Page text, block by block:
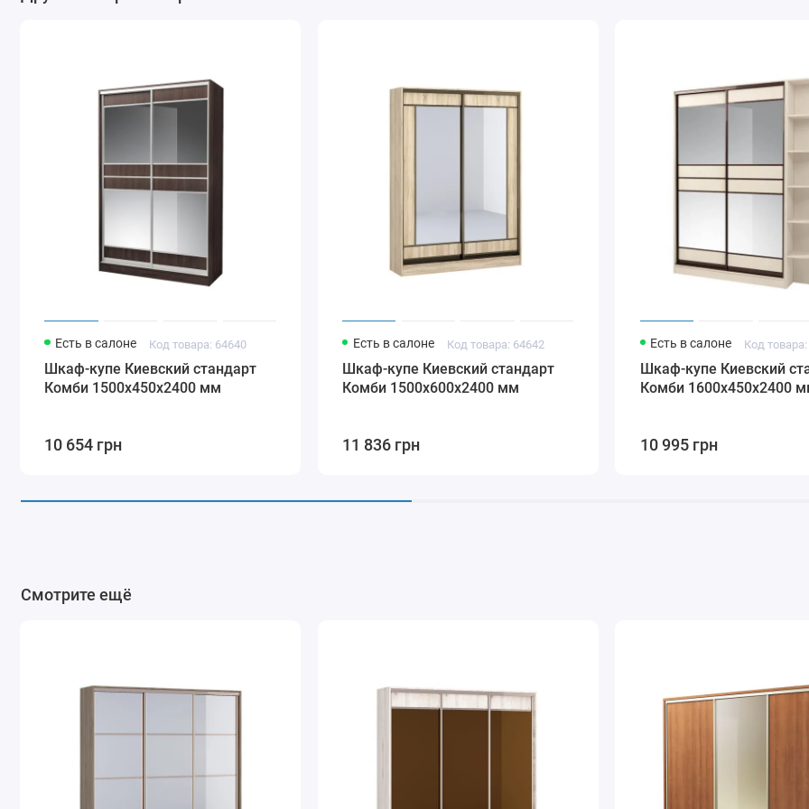
2.2
5.1
Есть в салоне Код товара: 64640
Шкаф-купе Киевский стандарт
Комби 1500х450х2400 мм
10 654 грн
Есть в салоне Код товара: 64642
Шкаф-купе Киевский стандарт
Комби 1500х600х2400 мм
11 836 грн
Есть в салоне Код
Шкаф-купе Киевский
Комби 1600х450х2400
10 995 грн
Смотрите ещё